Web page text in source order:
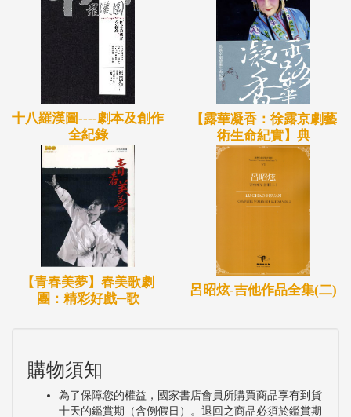
我想藉此做「京劇小劇場」的嘗試。提出「小劇
場」，其實是一種策略，規避京劇傳統的策略。……
掙脫傳統，嘗試多元手法，並確定此劇顛覆的性格。
『京劇小劇場』指的不僅是題材、文本、內涵意旨的
實驗性，更包括表演形式的多元嘗試。《王有道休
妻》是小型製作，但隱含的企圖很大，希望能得到年
輕新觀眾的肯定支持。
十八羅漢圖----劇本及創作
全紀錄
【露華凝香：徐露京劇藝
術生命紀實】典
【青春美夢】春美歌劇
團：精彩好戲─歌
呂昭炫-吉他作品全集(二)
購物須知
為了保障您的權益，國家書店會員所購買商品享有到貨
十天的鑑賞期（含例假日）。退回之商品必須於鑑賞期